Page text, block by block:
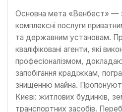
Основна мета «Венбест» —
комплексні послуги
та державним установам.
кваліфіковані агенти, які
професіоналізмом,
запобігання крадіжкам,
знищенню майна.
Києві: житлових будинків,
транспортних засобів.